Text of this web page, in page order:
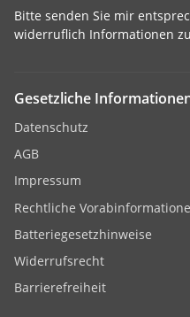
Bitte senden Sie mir
widerruflich Informationen
Gesetzliche
Datenschutz
AGB
Impressum
Rechtliche
Batteriegesetzhinweise
Widerrufsrecht
Barrierefreiheit